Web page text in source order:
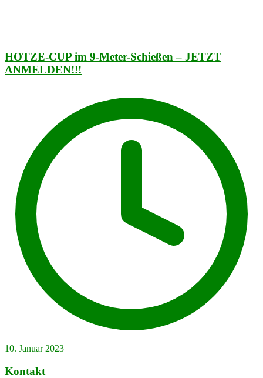
HOTZE-CUP im 9-Meter-Schießen – JETZT
ANMELDEN!!!
10. Januar 2023
Kontakt